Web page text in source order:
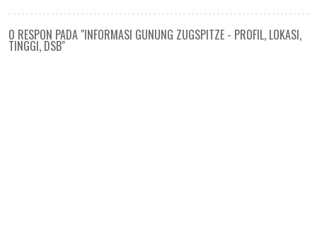
0 RESPON PADA "INFORMASI GUNUNG ZUGSPITZE - PROFIL, LOKASI,
TINGGI, DSB"